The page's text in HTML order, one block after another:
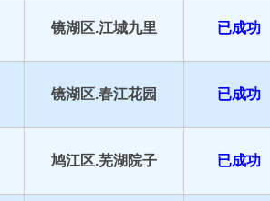
镜湖区.江城九里 已成功
镜湖区.春江花园 已成功
鸠江区.芜湖院子 已成功